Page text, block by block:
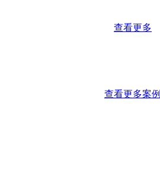
查看更多
查看更多案例